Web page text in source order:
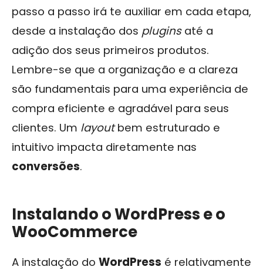
passo a passo irá te auxiliar em cada etapa,
desde a instalação dos pluginsaté a
adição dos seus primeiros produtos.
Lembre-se que a organização e a clareza
são fundamentais para uma experiência de
compra eficiente e agradável para seus
clientes. Um layoutbem estruturado e
intuitivo impacta diretamente nas
conversões.
Instalando o WordPress e o
WooCommerce
A instalação do WordPress é relativamente